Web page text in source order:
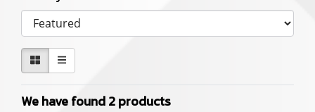
We have found 2 products